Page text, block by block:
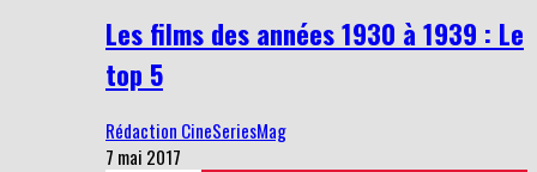
Les films des années 1930 à 1939 : Le
top 5
Rédaction CineSeriesMag
7 mai 2017